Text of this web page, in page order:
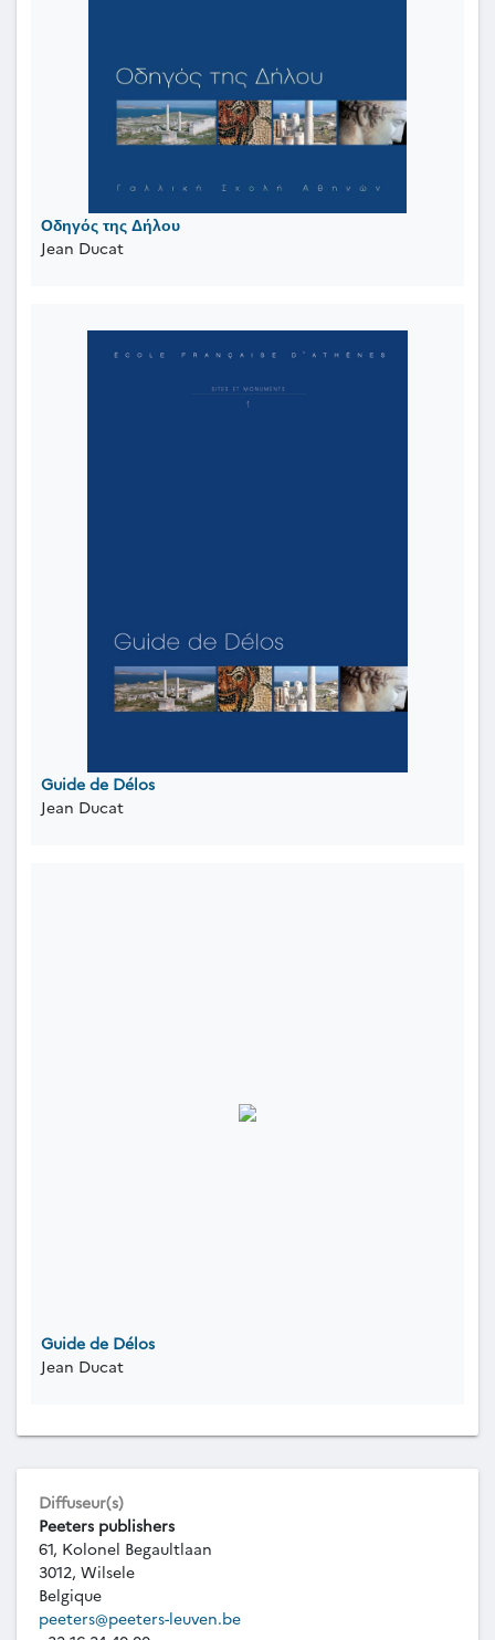
Οδηγός της Δήλου
Jean Ducat
Guide de Délos
Jean Ducat
Guide de Délos
Jean Ducat
Diffuseur(s)
Peeters publishers
61, Kolonel Begaultlaan
3012, Wilsele
Belgique
peeters@peeters-leuven.be